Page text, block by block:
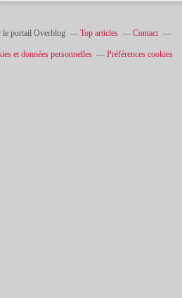
portail Overblog Top articles Contact
et données personnelles Préférences cookies